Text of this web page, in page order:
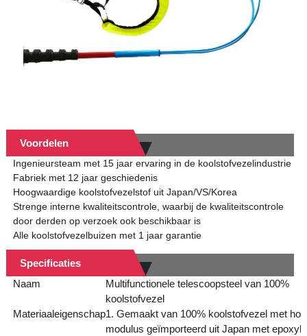
Voordelen
Ingenieursteam met 15 jaar ervaring in de koolstofvezelindustrie
Fabriek met 12 jaar geschiedenis
Hoogwaardige koolstofvezelstof uit Japan/VS/Korea
Strenge interne kwaliteitscontrole, waarbij de kwaliteitscontrole
door derden op verzoek ook beschikbaar is
Alle koolstofvezelbuizen met 1 jaar garantie
Specificaties
Naam
Multifunctionele telescoopsteel van 100%
koolstofvezel
Materiaaleigenschap1. Gemaakt van 100% koolstofvezel met
modulus geïmporteerd uit Japan met